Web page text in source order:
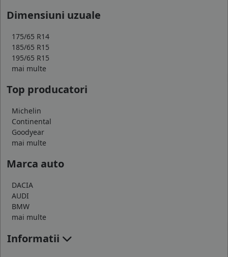
Dimensiuni uzuale
175/65 R14
185/65 R15
195/65 R15
mai multe
Top producatori
Michelin
Continental
Goodyear
mai multe
Marca auto
DACIA
AUDI
BMW
mai multe
Informatii